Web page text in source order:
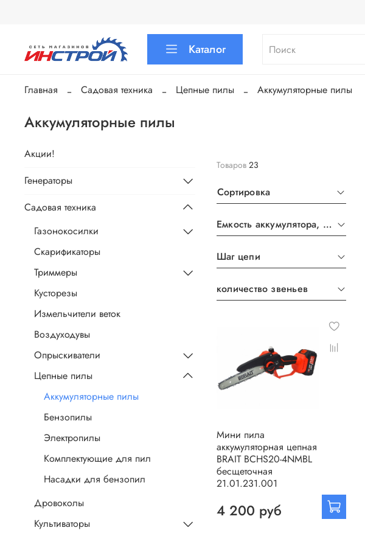
Каталог
Главная Садовая техника Цепные пилы Аккумуляторные пилы
Аккумуляторные пилы
Товаров 23
Сортировка
Емкость аккумулятора, А*ч
Шаг цепи
количество звеньев
Мини пила
аккумуляторная цепная
BRAIT BCHS20-4NMBL
бесщеточная
21.01.231.001
4 200 руб
Акции!
Генераторы
Садовая техника
Газонокосилки
Скарификаторы
Триммеры
Кусторезы
Измельчители веток
Воздуходувы
Опрыскиватели
Цепные пилы
Аккумуляторные пилы
Бензопилы
Электропилы
Комплектующие для пил
Насадки для бензопил
Дровоколы
Культиваторы